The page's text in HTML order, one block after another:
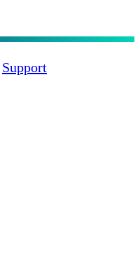
Support